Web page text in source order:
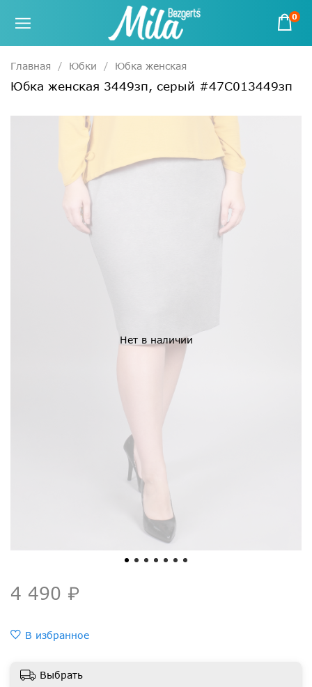
0
Главная Юбки Юбка женская
Юбка женская 3449зп, серый #47С013449зп
Нет в наличии
4 490 ₽
В избранное
Выбрать